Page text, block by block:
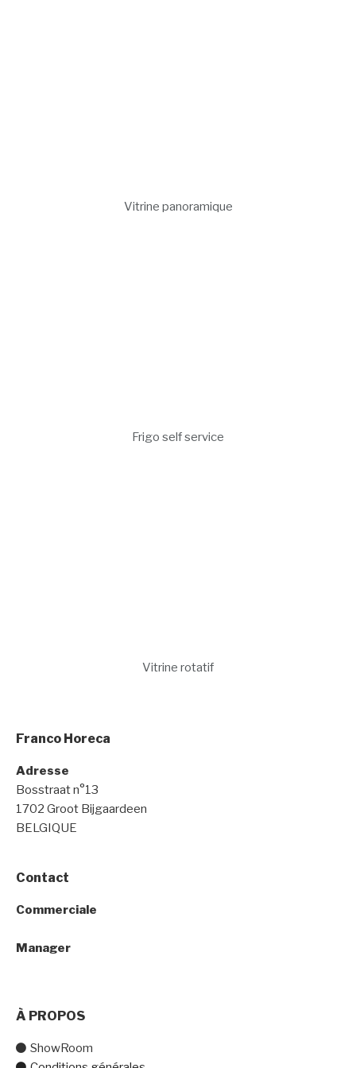
Vitrine panoramique
Frigo self service
Vitrine rotatif
Franco Horeca
Adresse
Bosstraat n°13
1702 Groot Bijgaardeen
BELGIQUE
Contact
Commerciale
Manager
À PROPOS
ShowRoom